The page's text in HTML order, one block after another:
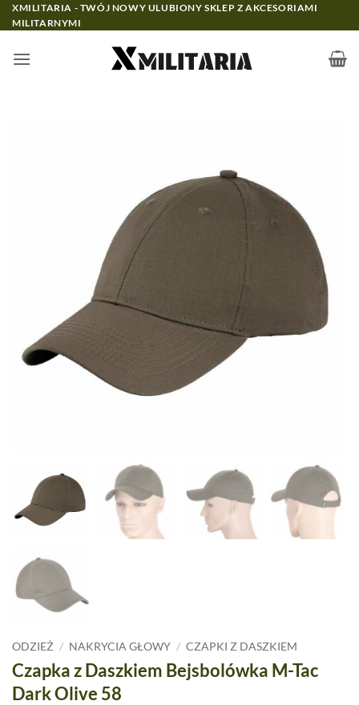
Przewiń
do
XMILITARIA - TWÓJ NOWY ULUBIONY SKLEP Z AKCESORIAMI
MILITARNYMI
ODZIEŻ / NAKRYCIA GŁOWY / CZAPKI Z DASZKIEM
Czapka z Daszkiem Bejsbolówka M-Tac
Dark Olive 58